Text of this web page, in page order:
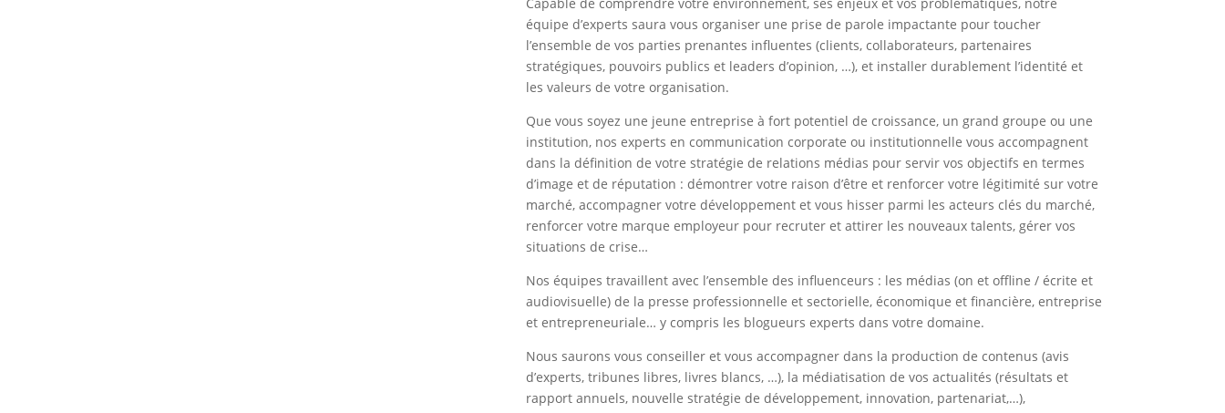
équipe d’experts saura vous organiser une prise de parole impactante pour toucher
l’ensemble de vos parties prenantes influentes (clients, collaborateurs, partenaires
stratégiques, pouvoirs publics et leaders d’opinion, …), et installer durablement l’identité et
les valeurs de votre organisation.
Que vous soyez une jeune entreprise à fort potentiel de croissance, un grand groupe ou une
institution, nos experts en communication corporate ou institutionnelle vous accompagnent
dans la définition de votre stratégie de relations médias pour servir vos objectifs en termes
d’image et de réputation : démontrer votre raison d’être et renforcer votre légitimité sur votre
marché, accompagner votre développement et vous hisser parmi les acteurs clés du marché,
renforcer votre marque employeur pour recruter et attirer les nouveaux talents, gérer vos
situations de crise…
Nos équipes travaillent avec l’ensemble des influenceurs : les médias (on et offline / écrite et
audiovisuelle) de la presse professionnelle et sectorielle, économique et financière, entreprise
et entrepreneuriale… y compris les blogueurs experts dans votre domaine.
Nous saurons vous conseiller et vous accompagner dans la production de contenus (avis
d’experts, tribunes libres, livres blancs, …), la médiatisation de vos actualités (résultats et
rapport annuels, nouvelle stratégie de développement, innovation, partenariat,…),